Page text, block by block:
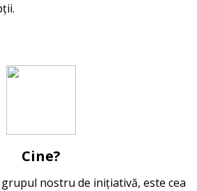
Cine?
nostru de inițiativă, este cea